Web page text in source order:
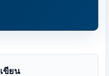
ขียน